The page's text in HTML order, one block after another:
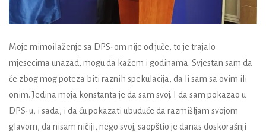
Moje mimoilaženje sa DPS-om nije od juče, to je trajalo
mjesecima unazad, mogu da kažem i godinama. Svjestan sam da
će zbog mog poteza biti raznih spekulacija, da li sam sa ovim ili
onim. Jedina moja konstanta je da sam svoj. I da sam pokazao u
DPS-u, i sada, i da ću pokazati ubuduće da razmišljam svojom
glavom, da nisam ničiji, nego svoj, saopštio je danas doskorašnji